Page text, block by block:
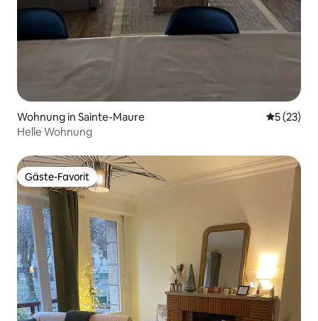
Wohnung in Sainte-Maure
5 (23)
Helle Wohnung
Gäste-Favorit
Gäste-Favorit